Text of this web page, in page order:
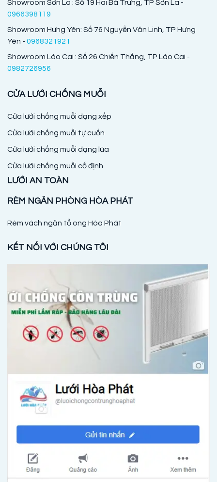
Showroom Sơn La : Số 19 Hai Bà Trưng, TP Sơn La -
0966398119
Showroom Hưng Yên: Số 76 Nguyễn Văn Linh, TP Hưng
Yên - 0968321921
Showroom Lào Cai : Số 26 Chiến Thắng, TP Lào Cai -
0982726956
CỬA LƯỚI CHỐNG MUỖI
Cửa lưới chống muỗi dạng xếp
Cửa lưới chống muỗi tự cuốn
Cửa lưới chống muỗi dạng lùa
Cửa lưới chống muỗi cố định
LƯỚI AN TOÀN
RÈM NGĂN PHÒNG HÒA PHÁT
Rèm vách ngăn tổ ong Hòa Phát
KẾT NỐI VỚI CHÚNG TÔI